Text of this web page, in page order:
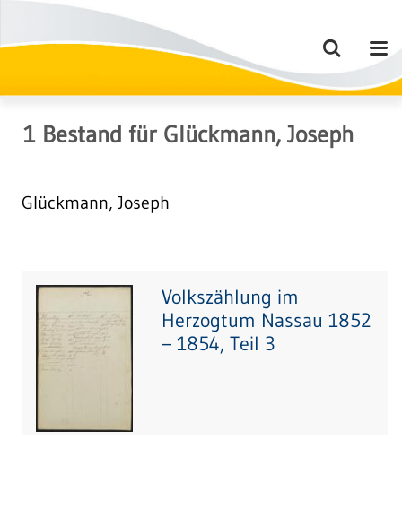
1 Bestand für Glückmann, Joseph
Glückmann, Joseph
Volkszählung im
Herzogtum Nassau 1852
– 1854, Teil 3